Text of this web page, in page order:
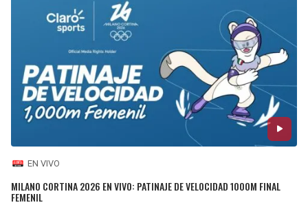
EN VIVO
MILANO CORTINA 2026 EN VIVO: PATINAJE DE VELOCIDAD 1000M FINAL
FEMENIL